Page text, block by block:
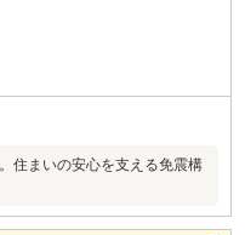
住まいの安心を支える免震構